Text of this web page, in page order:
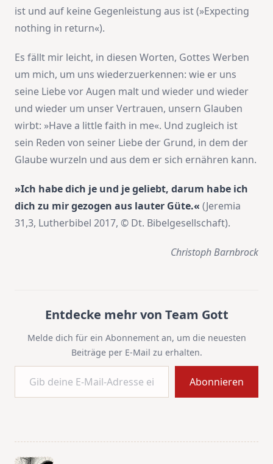
ist und auf keine Gegenleistung aus ist (»Expecting
nothing in return«).
Es fällt mir leicht, in diesen Worten, Gottes Werben
um mich, um uns wiederzuerkennen: wie er uns
seine Liebe vor Augen malt und wieder und wieder
und wieder um unser Vertrauen, unsern Glauben
wirbt: »Have a little faith in me«. Und zugleich ist
sein Reden von seiner Liebe der Grund, in dem der
Glaube wurzeln und aus dem er sich ernähren kann.
»Ich habe dich je und je geliebt, darum habe ich
dich zu mir gezogen aus lauter Güte.« (Jeremia
31,3, Lutherbibel 2017, © Dt. Bibelgesellschaft).
Christoph Barnbrock
Entdecke mehr von Team Gott
Melde dich für ein Abonnement an, um die neuesten
Beiträge per E-Mail zu erhalten.
Gib deine E-Mail-Adresse ein ...
Abonnieren